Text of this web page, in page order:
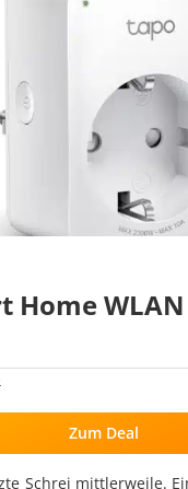
Home
Zum Deal
Schrei mittlerweile.